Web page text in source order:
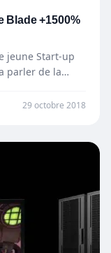
Blade +1500%
jeune Start-up
parler de la
29 octobre 2018